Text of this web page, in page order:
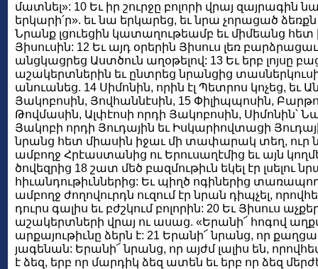
մատնել»: 10 Եւ իր շուրջը բոլորի վրայ զայրագին
երկարի՛ր». եւ նա երկարեց, եւ նրա չորացած
Նրանք լցուեցին կատաղութեամբ եւ միմեանց հետ
Յիսուսին: 12 Եւ այդ օրերին Յիսուս լեռ
անցկացրեց Աստծուն աղօթելով: 13 Եւ երբ լոյսը
աշակերտներին եւ ընտրեց նրանցից
անուանեց. 14 Սիմոնին, որին էլ Պետրոս կոչեց, եւ
Յակոբոսին, Յովհաննէսին, 15 Փիլիպպոսին,
Թովմասին, Ալփէոսի որդի Յակոբոսին, Սիմոնին՝
Յակոբի որդի Յուդային եւ Իսկարիովտացի
նրանց հետ միասին իջաւ մի տափարակ տեղ, ուր
ամբողջ Հրէաստանից ու Երուսաղէմից եւ այն
ծովեզրից 18 շատ մեծ բազմութիւն եկել էր լսելու
հիւանդութիւններից: Եւ պիղծ ոգիներից
ամբողջ ժողովուրդն ուզում էր նրան դիպչել,
դուրս գալիս եւ բժշկում բոլորին: 20 Եւ Յիսուս
աշակերտների վրայ ու ասաց. «Երանի՜ հոգով
արքայութիւնը ձերն է: 21 Երանի՜ նրանց, որ
յագենան: Երանի՜ նրանց, որ այժմ լալիս են,
է ձեզ, երբ որ մարդիկ ձեզ ատեն եւ երբ որ ձեզ